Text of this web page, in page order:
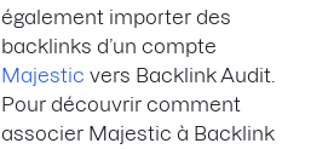
également importer des
backlinks d’un compte
Majestic vers Backlink Audit.
Pour découvrir comment
associer Majestic à Backlink